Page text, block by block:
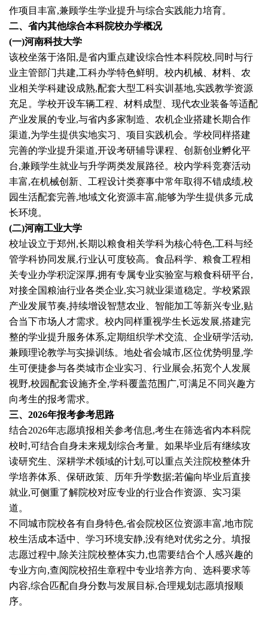
作项目丰富,兼顾学生学业提升与综合实践能力培育。
二、省内其他综合本科院校办学概况
(一)河南科技大学
该校坐落于洛阳,是省内重点建设综合性本科院校,同时与行
业主管部门共建,工科办学特色鲜明。校内机械、材料、农
业相关学科建设成熟,配套大型工科实训基地,实践教学资源
充足。学校开设车辆工程、材料成型、现代农业装备等适配
产业发展的专业,与省内多家制造、农机企业搭建长期合作
渠道,为学生提供实地实习、项目实践机会。学校同样搭建
完善的学业提升渠道,开设考研辅导课程、创新创业孵化平
台,兼顾学生就业与升学两类发展路径。校内学科竞赛活动
丰富,在机械创新、工程设计类赛事中常年取得不错成绩,校
园生活配套完善,地域文化资源丰富,能够为学生提供多元成
长环境。
(二)河南工业大学
校址设立于郑州,长期以粮食相关学科为核心特色,工科与经
管学科协同发展,行业认可度较高。食品科学、粮食工程相
关专业办学积淀深厚,拥有专属专业实验室与粮食科研平台,
对接全国粮油行业各类企业,实习就业渠道稳定。学校紧跟
产业发展节奏,持续增设智慧农业、智能加工等新兴专业,贴
合当下市场人才需求。校内同样重视学生长远发展,搭建完
整的学业提升服务体系,定期组织学术交流、企业研学活动,
兼顾理论教学与实操训练。地处省会城市,区位优势明显,学
生可便捷参与各类城市企业实习、行业展会,拓宽个人发展
视野,校园配套设施齐全,学科覆盖范围广,可满足不同兴趣方
向考生的报考需求。
三、 2026年报考参考思路
结合2026年志愿填报相关参考信息,考生在筛选省内本科院
校时,可结合自身未来规划综合考量。如果毕业后有继续攻
读研究生、深耕学术领域的计划,可以重点关注院校整体升
学培养体系、保研政策、历年升学数据;若偏向毕业后直接
就业,可侧重了解院校对应专业的行业合作资源、实习渠
道。
不同城市院校各有自身特色,省会院校区位资源丰富,地市院
校生活成本适中、学习环境安静,没有绝对优劣之分。填报
志愿过程中,除关注院校整体实力,也需要结合个人感兴趣的
专业方向,查阅院校招生章程中专业培养方向、选科要求等
内容,综合匹配自身分数与发展目标,合理规划志愿填报顺
序。